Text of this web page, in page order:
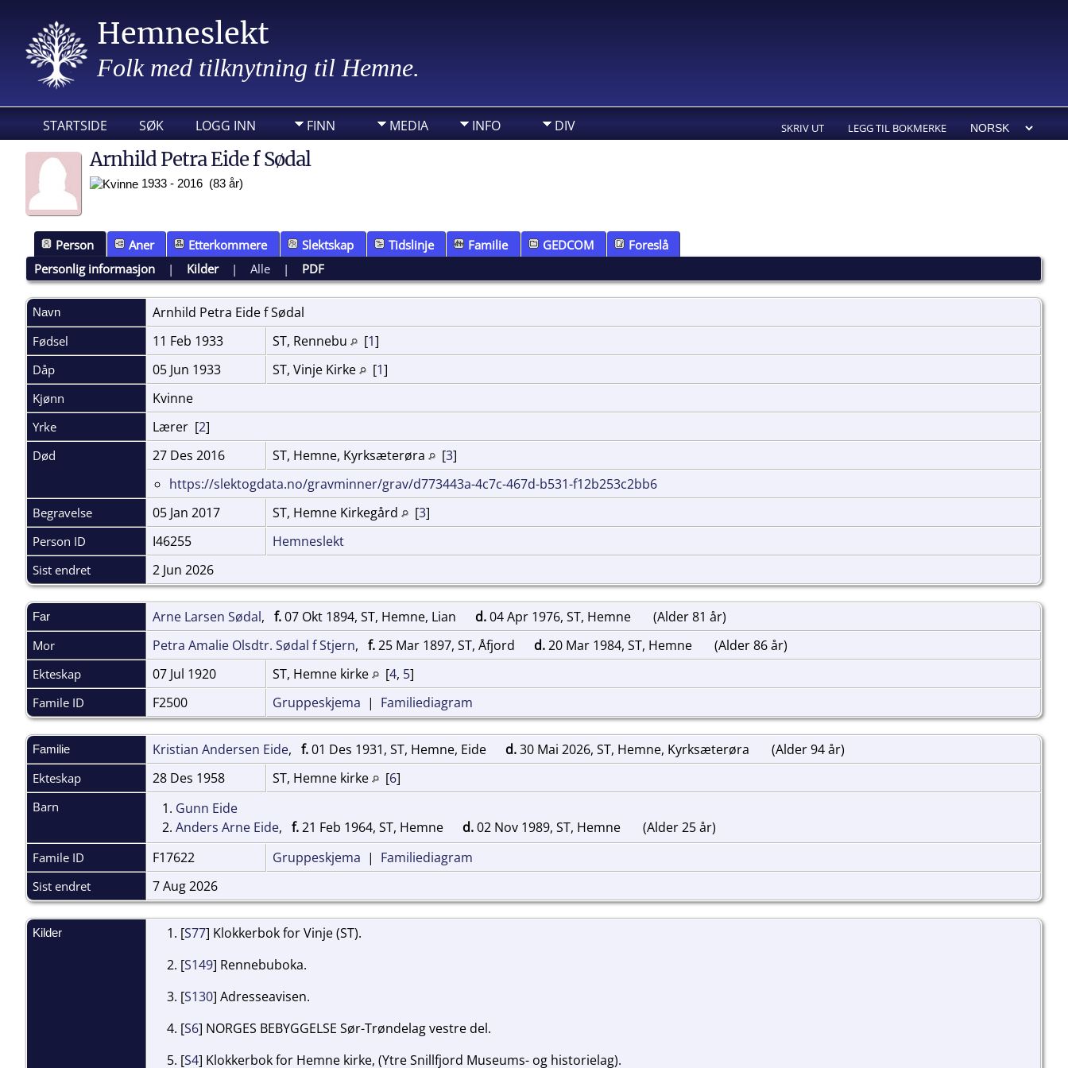
Hemneslekt
Folk med tilknytning til Hemne.
STARTSIDE SØK LOGG INN FINN MEDIA INFO DIV SKRIV UT LEGG TIL BOKMERKE
Arnhild Petra Eide f Sødal
1933 - 2016 (83 år)
Person Aner Etterkommere Slektskap Tidslinje Familie GEDCOM
Foreslå
Personlig informasjon | Kilder|Alle | PDF
Navn Arnhild Petra Eide fSødal
Fødsel 11 Feb 1933 ST, Rennebu [1]
Dåp 05 Jun 1933 ST, Vinje Kirke [1]
Kjønn Kvinne
Yrke Lærer [2]
Død 27 Des 2016 ST, Hemne, Kyrksæterøra [3]
https://slektogdata.no/gravminner/grav/d773443a-4c7c-467d-b531-f12b253c2bb6
Begravelse 05 Jan 2017 ST, Hemne Kirkegård [3]
Person ID I46255 Hemneslekt
Sist endret 2 Jun 2026
Far Arne Larsen Sødal, f.07 Okt 1894, ST, Hemne, Lian d.04 Apr 1976, ST, Hemne (Alder 81 år)
Mor Petra Amalie Olsdtr. Sødal f Stjern, f.25 Mar 1897, ST, Åfjord d.20 Mar 1984, ST, Hemne (Alder 86 år)
Ekteskap 07 Jul 1920 ST, Hemne kirke [4, 5]
Famile ID F2500 Gruppeskjema | Familiediagram
Familie Kristian Andersen Eide, f.01 Des 1931, ST, Hemne, Eide d.30 Mai 2026, ST, Hemne, Kyrksæterøra (Alder 94 år)
Ekteskap 28 Des 1958 ST, Hemne kirke [6]
Barn 1. Gunn Eide
2. Anders Arne Eide, f.21 Feb 1964, ST, Hemne d.02 Nov 1989, ST, Hemne (Alder 25 år)
Famile ID F17622 Gruppeskjema | Familiediagram
Sist endret 7 Aug 2026
Kilder [S77] Klokkerbok for Vinje (ST).
[S149] Rennebuboka.
[S130] Adresseavisen.
[S6] NORGES BEBYGGELSE Sør-Trøndelag vestre del.
[S4] Klokkerbok for Hemne kirke, (Ytre Snillfjord Museums- og historielag).